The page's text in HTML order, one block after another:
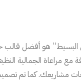
البسيط” هو أفضل
مراعاة الجمالية
مشاريعك. كما تم